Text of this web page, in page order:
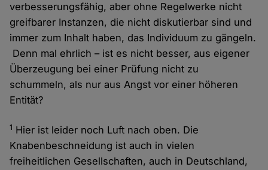
verbesserungsfähig, aber ohne Regelwerke nicht
greifbarer Instanzen, die nicht diskutierbar sind und
immer zum Inhalt haben, das Individuum zu gängeln.
Denn mal ehrlich – ist es nicht besser, aus eigener
Überzeugung bei einer Prüfung nicht zu
schummeln, als nur aus Angst vor einer höheren
Entität?
1 Hier ist leider noch Luft nach oben. Die
Knabenbeschneidung ist auch in vielen
freiheitlichen Gesellschaften, auch in Deutschland,